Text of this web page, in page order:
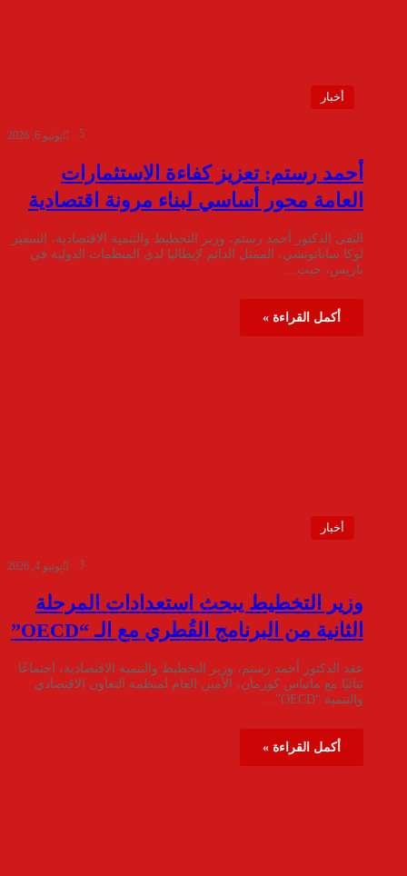
أخبار
يونيو 6, 2026 5
أحمد رستم: تعزيز كفاءة الاستثمارات
العامة محور أساسي لبناء مرونة اقتصادية
التقى الدكتور أحمد رستم، وزير التخطيط والتنمية الاقتصادية، السفير
لوكا ساباتوتشي، الممثل الدائم لإيطاليا لدى المنظمات الدولية في
باريس، حيث…
أكمل القراءة »
أخبار
يونيو 4, 2026 3
وزير التخطيط يبحث استعدادات المرحلة
الثانية من البرنامج القُطري مع الـ “OECD”
عقد الدكتور أحمد رستم، وزير التخطيط والتنمية الاقتصادية، اجتماعًا
ثنائيًا مع ماتياس كورمان، الأمين العام لمنظمة التعاون الاقتصادي
والتنمية “OECD”…
أكمل القراءة »